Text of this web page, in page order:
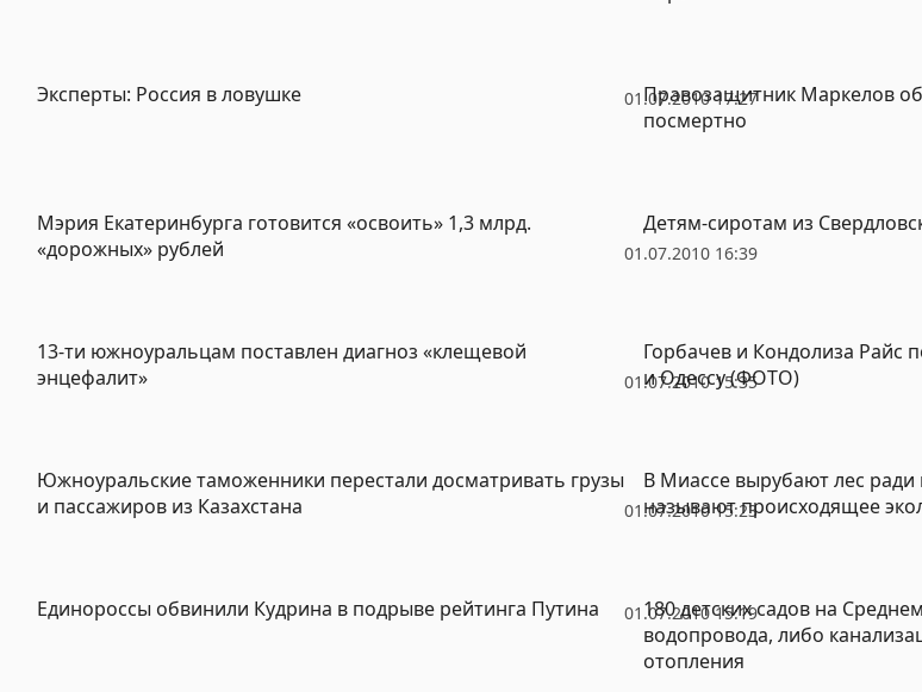
01.07.2010 17:27
Эксперты: Россия в ловушке
Правозащитник Маркелов
посмертно
01.07.2010 16:39
Мэрия Екатеринбурга готовится «освоить» 1,3 млрд.
«дорожных» рублей
Детям-сиротам из
01.07.2010 15:35
13-ти южноуральцам поставлен диагноз «клещевой
энцефалит»
Горбачев и Кондолиза Райс
и Одессу (ФОТО)
01.07.2010 15:23
Южноуральские таможенники перестали досматривать грузы
и пассажиров из Казахстана
В Миассе вырубают лес
называют происходящее
01.07.2010 15:19
Единороссы обвинили Кудрина в подрыве рейтинга Путина
180 детских садов на
водопровода, либо
отопления